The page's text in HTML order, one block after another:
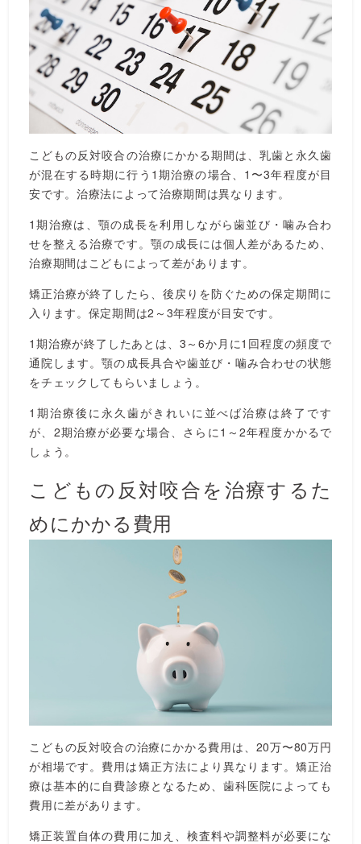
こどもの反対咬合の治療にかかる期間は、乳歯と永久歯
が混在する時期に行う1期治療の場合、1〜3年程度が目
安です。治療法によって治療期間は異なります。
1期治療は、顎の成長を利用しながら歯並び・噛み合わ
せを整える治療です。顎の成長には個人差があるため、
治療期間はこどもによって差があります。
矯正治療が終了したら、後戻りを防ぐための保定期間に
入ります。保定期間は2～3年程度が目安です。
1期治療が終了したあとは、3～6か月に1回程度の頻度で
通院します。顎の成長具合や歯並び・噛み合わせの状態
をチェックしてもらいましょう。
1期治療後に永久歯がきれいに並べば治療は終了です
が、2期治療が必要な場合、さらに1～2年程度かかるで
しょう。
こどもの反対咬合を治療するた
めにかかる費用
こどもの反対咬合の治療にかかる費用は、20万〜80万円
が相場です。費用は矯正方法により異なります。矯正治
療は基本的に自費診療となるため、歯科医院によっても
費用に差があります。
矯正装置自体の費用に加え、検査料や調整料が必要にな